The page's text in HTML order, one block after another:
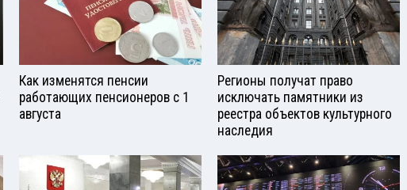
Как изменятся пенсии
работающих пенсионеров с 1
августа
Регионы получат право
исключать памятники из
реестра объектов культурного
наследия